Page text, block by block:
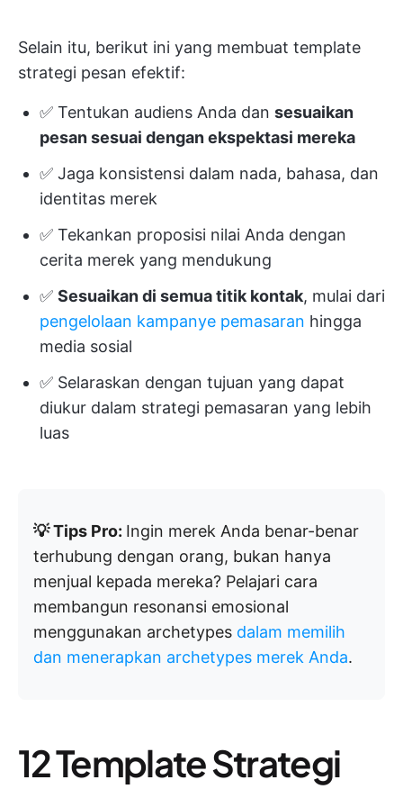
Selain itu, berikut ini yang membuat template
strategi pesan efektif:
✅ Tentukan audiens Anda dan sesuaikan
pesan sesuai dengan ekspektasi mereka
✅ Jaga konsistensi dalam nada, bahasa, dan
identitas merek
✅ Tekankan proposisi nilai Anda dengan
cerita merek yang mendukung
✅ Sesuaikan di semua titik kontak, mulai dari
pengelolaan kampanye pemasaran hingga
media sosial
✅ Selaraskan dengan tujuan yang dapat
diukur dalam strategi pemasaran yang lebih
luas
💡 Tips Pro: Ingin merek Anda benar-benar
terhubung dengan orang, bukan hanya
menjual kepada mereka? Pelajari cara
membangun resonansi emosional
menggunakan archetypes dalam memilih
dan menerapkan archetypes merek Anda.
12 Template Strategi